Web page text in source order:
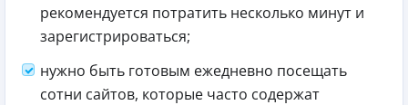
рекомендуется потратить несколько минут и
зарегистрироваться;
нужно быть готовым ежедневно посещать
сотни сайтов, которые часто содержат